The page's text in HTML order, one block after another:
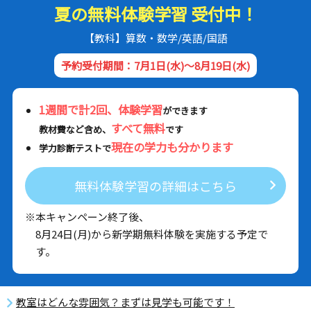
夏の無料体験学習 受付中！
【教科】算数・数学/英語/国語
予約受付期間：7月1日(水)～8月19日(水)
1週間で計2回、体験学習ができます
教材費など含め、 すべて無料です
学力診断テストで現在の学力も分かります
無料体験学習の詳細はこちら
※本キャンペーン終了後、
8月24日(月)から新学期無料体験を実施する予定で
す。
教室はどんな雰囲気？まずは見学も可能です！